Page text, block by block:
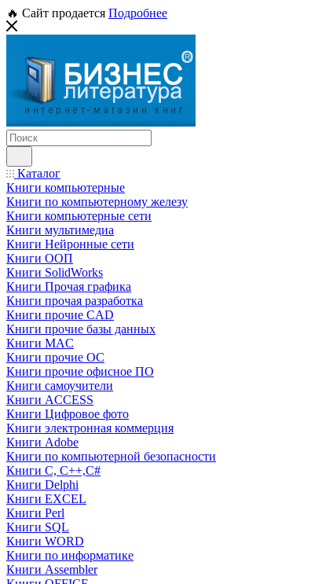
🔥 Сайт продается Подробнее
Каталог
Книги компьютерные
Книги по компьютерному железу
Книги компьютерные сети
Книги мультимедиа
Книги Нейронные сети
Книги ООП
Книги SolidWorks
Книги Прочая графика
Книги прочая разработка
Книги прочие CAD
Книги прочие базы данных
Книги MAC
Книги прочие ОС
Книги прочие офисное ПО
Книги самоучители
Книги ACCESS
Книги Цифровое фото
Книги электронная коммерция
Книги Adobe
Книги по компьютерной безопасности
Книги C, C++,С#
Книги Delphi
Книги EXCEL
Книги Perl
Книги SQL
Книги WORD
Книги по информатике
Книги Assembler